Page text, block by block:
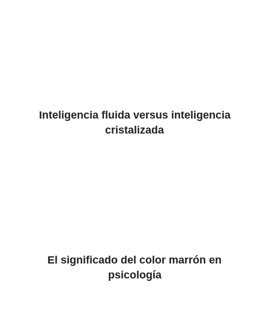
Inteligencia fluida versus inteligencia
cristalizada
El significado del color marrón en
psicología